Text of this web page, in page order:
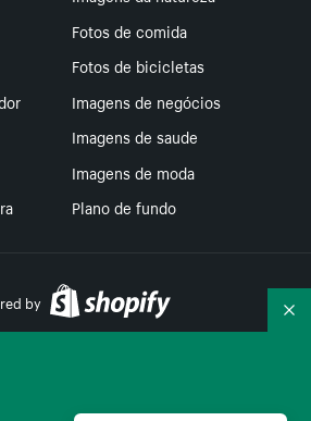
Fotos de comida
Fotos de bicicletas
Imagens de negócios
Imagens de saude
Imagens de moda
Plano de fundo
by
de privacidade